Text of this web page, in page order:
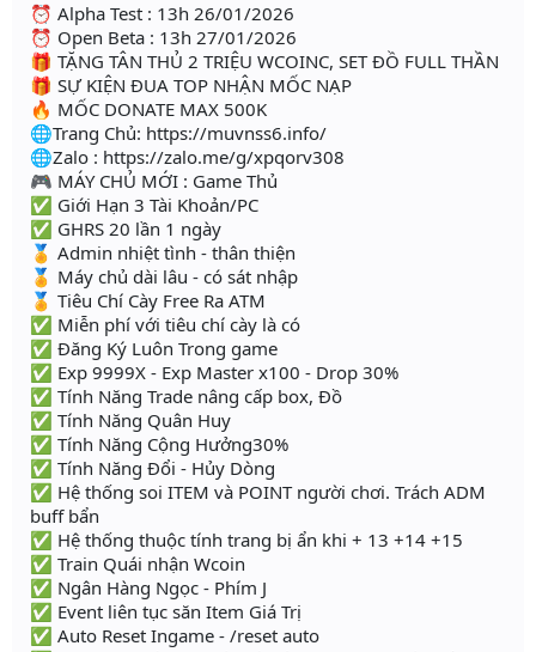
⏰ Alpha Test : 13h 26/01/2026
⏰ Open Beta : 13h 27/01/2026
🎁 TẶNG TÂN THỦ 2 TRIỆU WCOINC, SET ĐỒ FULL THẦN
🎁 SỰ KIỆN ĐUA TOP NHẬN MỐC NẠP
🔥 MỐC DONATE MAX 500K
🌐Trang Chủ: https://muvnss6.info/
🌐Zalo : https://zalo.me/g/xpqorv308
🎮 MÁY CHỦ MỚI : Game Thủ
✅ Giới Hạn 3 Tài Khoản/PC
✅ GHRS 20 lần 1 ngày
🏅 Admin nhiệt tình - thân thiện
🏅 Máy chủ dài lâu - có sát nhập
🏅 Tiêu Chí Cày Free Ra ATM
✅ Miễn phí với tiêu chí cày là có
✅ Đăng Ký Luôn Trong game
✅ Exp 9999X - Exp Master x100 - Drop 30%
✅ Tính Năng Trade nâng cấp box, Đồ
✅ Tính Năng Quân Huy
✅ Tính Năng Cộng Hưởng30%
✅ Tính Năng Đổi - Hủy Dòng
✅ Hệ thống soi ITEM và POINT người chơi. Trách ADM
buff bẩn
✅ Hệ thống thuộc tính trang bị ẩn khi + 13 +14 +15
✅ Train Quái nhận Wcoin
✅ Ngân Hàng Ngọc - Phím J
✅ Event liên tục săn Item Giá Trị
✅ Auto Reset Ingame - /reset auto